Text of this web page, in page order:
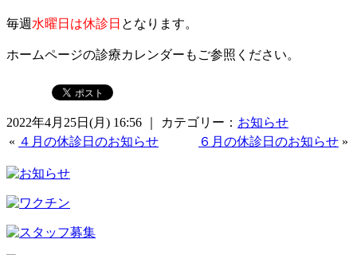
毎週 水曜日は休診日 となります。
ホームページの診療カレンダーもご参照ください。
2022年4月25日(月) 16:56 ｜ カテゴリー： お知らせ
« ４月の休診日のお知らせ ６月の休診日のお知らせ »